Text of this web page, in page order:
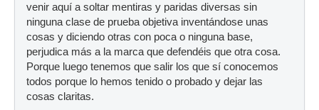
venir aquí a soltar mentiras y paridas diversas sin
ninguna clase de prueba objetiva inventándose unas
cosas y diciendo otras con poca o ninguna base,
perjudica más a la marca que defendéis que otra cosa.
Porque luego tenemos que salir los que sí conocemos
todos porque lo hemos tenido o probado y dejar las
cosas claritas.